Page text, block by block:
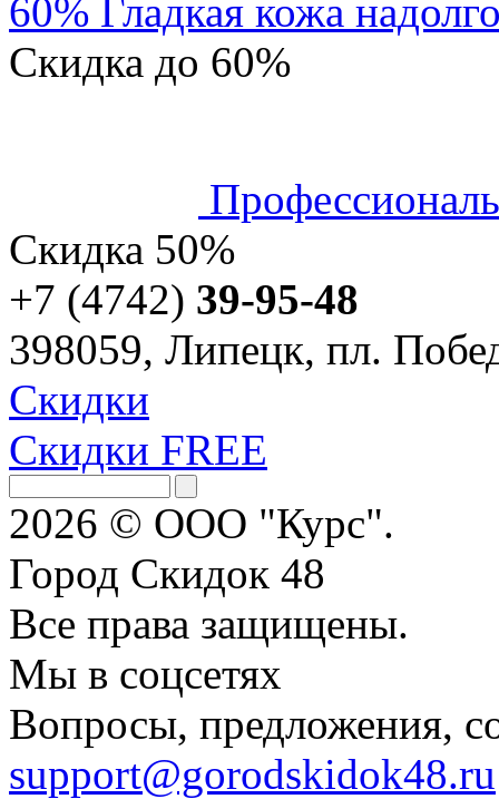
60% Гладкая кожа
Скидка до 60%
Скидка 50%
+7 (4742) 39-95-48
398059, Липецк, пл.
Скидки
Скидки FREE
2026 © ООО "Курс".
Город Скидок 48
Все права защищены.
Мы в соцсетях
Вопросы, предложения,
support@gorodskidok48.ru